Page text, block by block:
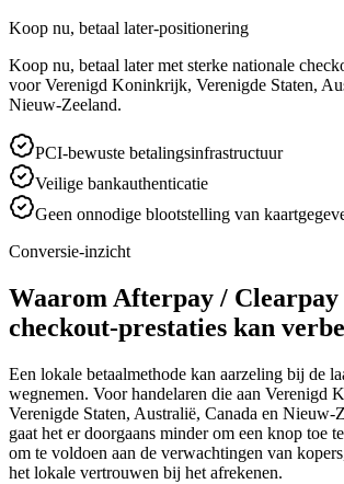
Koop nu, betaal later-positionering
Koop nu, betaal later met sterke nationale
voor Verenigd Koninkrijk, Verenigde Staten,
Nieuw-Zeeland.
PCI-bewuste betalingsinfrastructuur
Veilige bankauthenticatie
Geen onnodige blootstelling van
Conversie-inzicht
Waarom Afterpay / Clearpay
checkout-prestaties kan
Een lokale betaalmethode kan aarzeling bij de
wegnemen. Voor handelaren die aan Verenigd
Verenigde Staten, Australië, Canada en Nieuw-
gaat het er doorgaans minder om een knop toe
om te voldoen aan de verwachtingen van
het lokale vertrouwen bij het afrekenen.